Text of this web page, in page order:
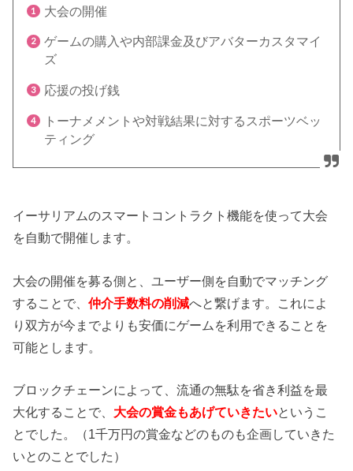
大会の開催
ゲームの購入や内部課金及びアバターカスタマイ
ズ
応援の投げ銭
トーナメメントや対戦結果に対するスポーツベッ
ティング
イーサリアムのスマートコントラクト機能を使って大会
を自動で開催します。
大会の開催を募る側と、ユーザー側を自動でマッチング
することで、仲介手数料の削減へと繋げます。これによ
り双方が今までよりも安価にゲームを利用できることを
可能とします。
ブロックチェーンによって、流通の無駄を省き利益を最
大化することで、 大会の賞金もあげていきたいというこ
とでした。（1千万円の賞金などのものも企画していきた
いとのことでした）